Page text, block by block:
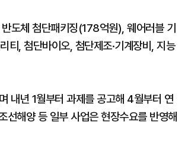
도체 첨단패키징(178억원), 웨어러블 기
, 첨단바이오, 첨단제조·기계장비, 지능
내년 1월부터 과제를 공고해 4월부터 연
선해양 등 일부 사업은 현장수요를 반영해